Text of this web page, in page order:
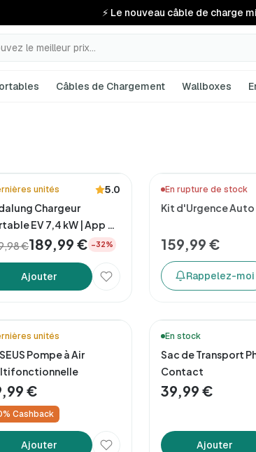
⚡ Le nouveau câble de charge
le meilleur prix...
Câbles de Chargement Wallboxes
unités
5.0
Chargeur
EV 7,4 kW | App +
7m
€189,99 € −32%
Ajouter
En rupture de stock
Kit d'Urgence Auto
159,99 €
Rappelez-moi
unités
Pompe à Air
€
Cashback
Ajouter
En stock
Sac de Transport
Contact
39,99 €
Ajouter